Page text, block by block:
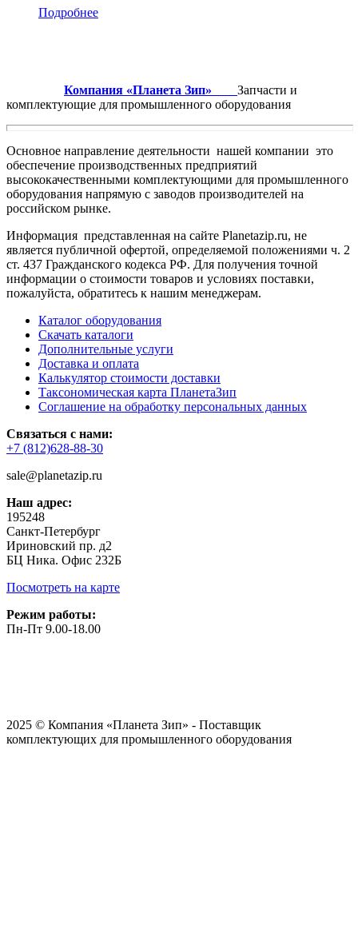
Подробнее
Компания «Планета Зип» Запчасти и
комплектующие для промышленного оборудования
Основное направление деятельности нашей компании это
обеспечение производственных предприятий
высококачественными комплектующими для промышленного
оборудования напрямую с заводов производителей на
российском рынке.
Информация представленная на сайте Planetazip.ru, не
является публичной офертой, определяемой положениями ч. 2
ст. 437 Гражданского кодекса РФ. Для получения точной
информации о стоимости товаров и условиях поставки,
пожалуйста, обратитесь к нашим менеджерам.
Каталог оборудования
Скачать каталоги
Дополнительные услуги
Доставка и оплата
Калькулятор стоимости доставки
Таксономическая карта ПланетаЗип
Соглашение на обработку персональных данных
Связаться с нами:
+7 (812)628-88-30
sale@planetazip.ru
Наш адрес:
195248
Санкт-Петербург
Ириновский пр. д2
БЦ Ника. Офис 232Б
Посмотреть на карте
Режим работы:
Пн-Пт 9.00-18.00
2025 © Компания «Планета Зип» - Поставщик
комплектующих для промышленного оборудования